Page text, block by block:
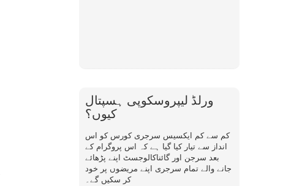
ورلڈ لیپروسکوپی ہسپتال
کیوں؟
کم سے کم ایکسیس سرجری کورس کو اس
انداز سے تیار کیا گیا ہے کہ اس پروگرام کے
بعد سرجن اور گائناکالوجسٹ اپنے پڑھائے
جانے والے تمام سرجری اپنے مریضوں پر خود
کر سکیں گے۔